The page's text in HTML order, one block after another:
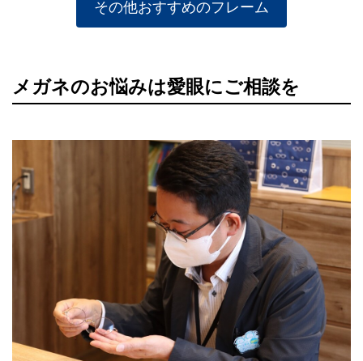
その他おすすめのフレーム
メガネのお悩みは愛眼にご相談を